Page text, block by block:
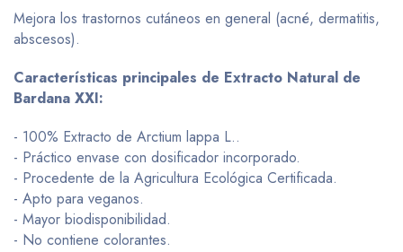
Mejora los trastornos cutáneos en general (acné, dermatitis,
abscesos).
Características principales de Extracto Natural de
Bardana XXI:
- 100% Extracto de Arctium lappa L..
- Práctico envase con dosificador incorporado.
- Procedente de la Agricultura Ecológica Certificada.
- Apto para veganos.
- Mayor biodisponibilidad.
- No contiene colorantes.